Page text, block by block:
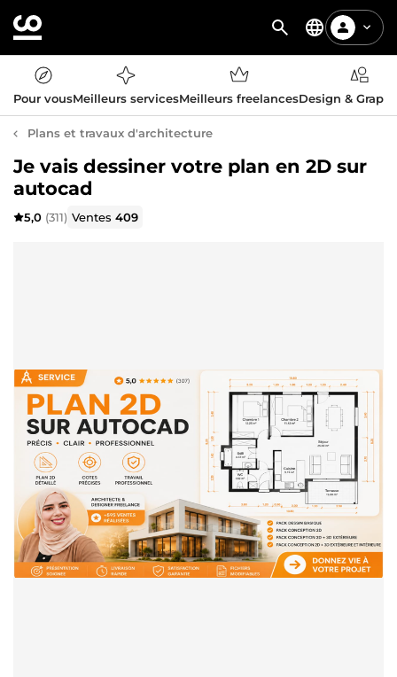
Pour vousMeilleurs servicesMeilleurs freelancesDesign &
Plans et travaux d'architecture
Je vais dessiner votre plan en 2D sur
autocad
5,0 (311) Ventes409